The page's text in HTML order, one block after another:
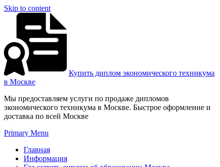
Skip to content
Купить диплом экономического техникума
в Москве
Мы предоставляем услуги по продаже дипломов
экономического техникума в Москве. Быстрое оформление и
доставка по всей Москве
Primary Menu
Главная
Информация